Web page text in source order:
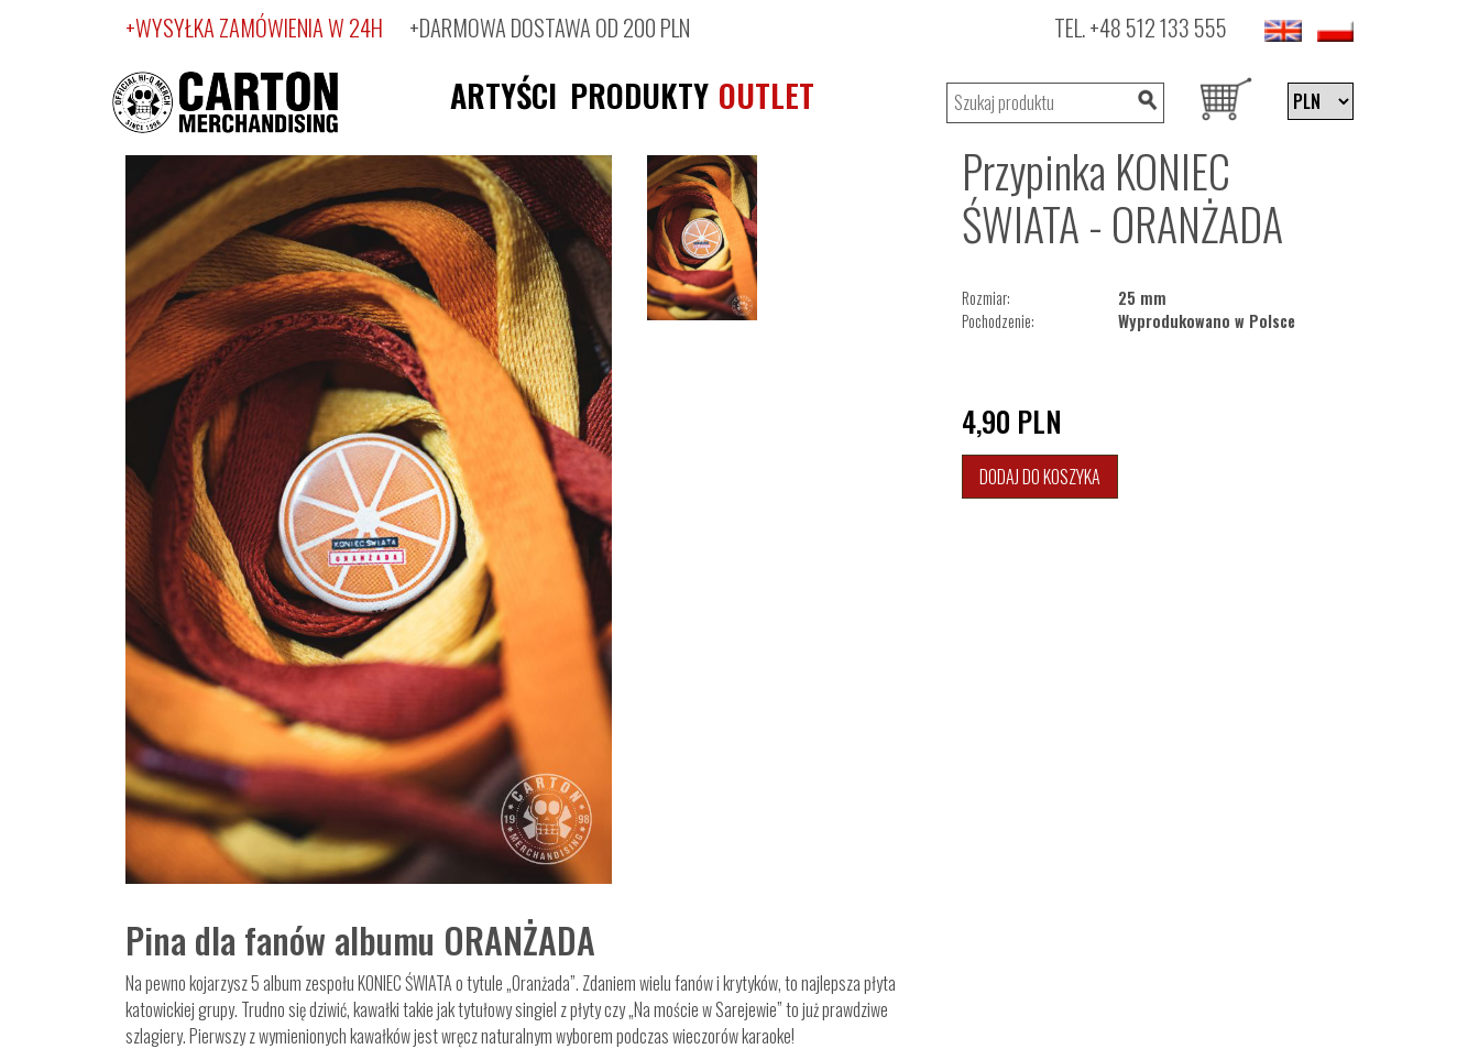
+WYSYŁKA ZAMÓWIENIA W 24H +DARMOWA DOSTAWA OD 200 PLN TEL.+48 512 133 555
ARTYŚCI PRODUKTY OUTLET
Przypinka KONIEC
ŚWIATA - ORANŻADA
Rozmiar:
25 mm
Pochodzenie:
Wyprodukowano w Polsce
4,90 PLN
DODAJ DO KOSZYKA
Pina dla fanów albumu ORANŻADA
Na pewno kojarzysz 5 album zespołu KONIEC ŚWIATA o tytule „Oranżada”. Zdaniem wielu fanów i krytyków, to najlepsza płyta
katowickiej grupy. Trudno się dziwić, kawałki takie jak tytułowy singiel z płyty czy „Na moście w Sarejewie” to już prawdziwe
szlagiery. Pierwszy z wymienionych kawałków jest wręcz naturalnym wyborem podczas wieczorów karaoke!